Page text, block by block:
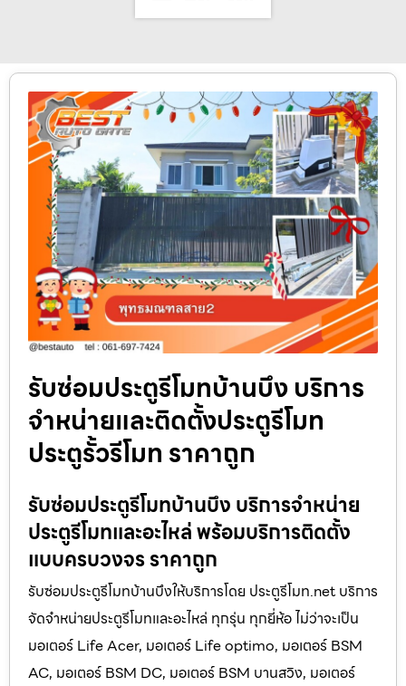
รับซ่อมประตูรีโมทบ้านบึง บริการ
จำหน่ายและติดตั้งประตูรีโมท
ประตูรั้วรีโมท ราคาถูก
รับซ่อมประตูรีโมทบ้านบึง บริการจำหน่าย
ประตูรีโมทและอะไหล่ พร้อมบริการติดตั้ง
แบบครบวงจร ราคาถูก
รับซ่อมประตูรีโมทบ้านบึงให้บริการโดย ประตูรีโมท.net บริการ
จัดจำหน่ายประตูรีโมทและอะไหล่ ทุกรุ่น ทุกยี่ห้อ ไม่ว่าจะเป็น
มอเตอร์ Life Acer, มอเตอร์ Life optimo, มอเตอร์ BSM
AC, มอเตอร์ BSM DC, มอเตอร์ BSM บานสวิง, มอเตอร์